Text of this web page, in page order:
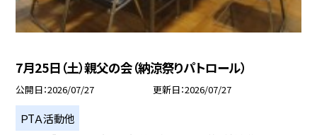
7月25日（土）親父の会（納涼祭りパトロール）
公開日 2026/07/27 更新日 2026/07/27
ＰTＡ活動他